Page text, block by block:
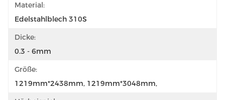
Material:
Edelstahlblech 310S
Dicke:
0.3 - 6mm
Größe:
1219mm*2438mm, 1219mm*3048mm,